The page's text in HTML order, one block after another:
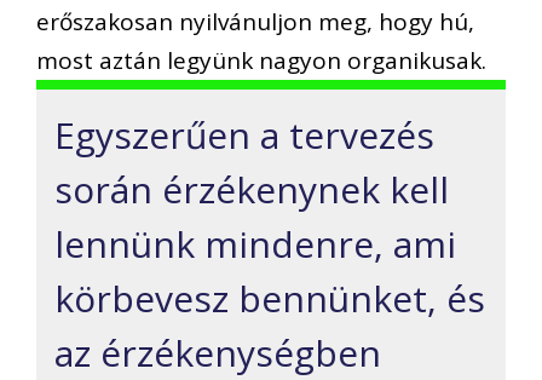
erőszakosan nyilvánuljon meg, hogy hú,
most aztán legyünk nagyon organikusak.
Egyszerűen a tervezés
során érzékenynek kell
lennünk mindenre, ami
körbevesz bennünket, és
az érzékenységben